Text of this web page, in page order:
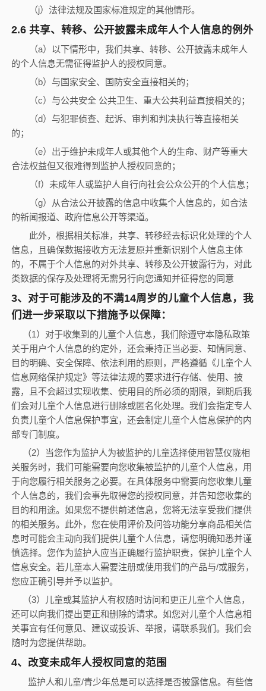
（j）法律法规及国家标准规定的其他情形。
2.6 共享、转移、公开披露未成年人个人信息的例外
（a）以下情形中，我们共享、转移、公开披露未成年人
的个人信息无需征得监护人的授权同意。
（b）与国家安全、国防安全直接相关的；
（c）与公共安全 公共卫生、重大公共利益直接相关的；
（d）与犯罪侦查、起诉、审判和判决执行等直接相关
的；
（e）出于维护未成年人或其他个人的生命、财产等重大
合法权益但又很难得到监护人授权同意的；
（f）未成年人或监护人自行向社会公众公开的个人信息；
（g）从合法公开披露的信息中收集个人信息的，如合法
的新闻报道、政府信息公开等渠道。
此外，根据相关标准，共享、转移经去标识化处理的个人
信息，且确保数据接收方无法复原并重新识别个人信息主体
的，不属于个人信息的对外共享、转移及公开披露行为，对此
类数据的保存及处理将无需另行向您通知并征得您的同意
3、对于可能涉及的不满14周岁的儿童个人信息，我
们进一步采取以下措施予以保障：
（1）对于收集到的儿童个人信息，我们除遵守本隐私政策
关于用户个人信息的约定外，还会秉持正当必要、知情同意、
目的明确、安全保障、依法利用的原则，严格遵循《儿童个人
信息网络保护规定》等法律法规的要求进行存储、使用、披
露，且不会超过实现收集、使用目的所必须的期限，到期后我
们会对儿童个人信息进行删除或匿名化处理。我们会指定专人
负责儿童个人信息保护事宜，还会制定儿童个人信息保护的内
部专门制度。
（2）当您作为监护人为被监护的儿童选择使用智慧仪陇相
关服务时，我们可能需要向您收集被监护的儿童个人信息，用
于向您履行相关服务之必要。在具体服务中需要向您收集儿童
个人信息的，我们会事先取得您的授权同意，并告知您收集的
目的和用途。如果您不提供前述信息，您将无法享受我们提供
的相关服务。此外，您在使用评价及问答功能分享商品相关信
息时可能会主动向我们提供儿童个人信息，请您明确知悉并谨
慎选择。您作为监护人应当正确履行监护职责，保护儿童个人
信息安全。若儿童本人需要注册或使用我们的产品与/或服务，
您应正确引导并予以监护。
（3）儿童或其监护人有权随时访问和更正儿童个人信息，
还可以向我们提出更正和删除的请求。如您对儿童个人信息相
关事宜有任何意见、建议或投诉、举报，请联系我们。我们会
随时为您提供帮助。
4、改变未成年人授权同意的范围
监护人和儿童/青少年总是可以选择是否披露信息。有些信